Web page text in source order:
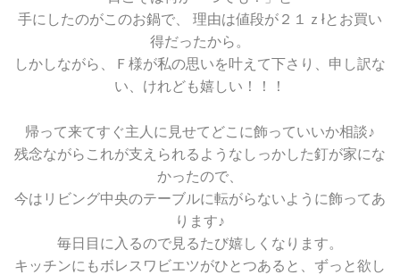
手にしたのがこのお鍋で、 理由は値段が２１ｚłとお買い
得だったから。
しかしながら、Ｆ様が私の思いを叶えて下さり、申し訳な
い、けれども嬉しい！！！
帰って来てすぐ主人に見せてどこに飾っていいか相談♪
残念ながらこれが支えられるようなしっかした釘が家にな
かったので、
今はリビング中央のテーブルに転がらないように飾ってあ
ります♪
毎日目に入るので見るたび嬉しくなります。
キッチンにもボレスワビエツがひとつあると、ずっと欲し